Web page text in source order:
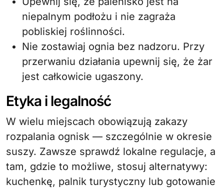
niepalnym podłożu i nie zagraża
pobliskiej roślinności.
Nie zostawiaj ognia bez nadzoru. Przy
przerwaniu działania upewnij się, że żar
jest całkowicie ugaszony.
Etyka i legalność
W wielu miejscach obowiązują zakazy
rozpalania ognisk — szczególnie w okresie
suszy. Zawsze sprawdź lokalne regulacje, a
tam, gdzie to możliwe, stosuj alternatywy:
kuchenkę, palnik turystyczny lub gotowanie